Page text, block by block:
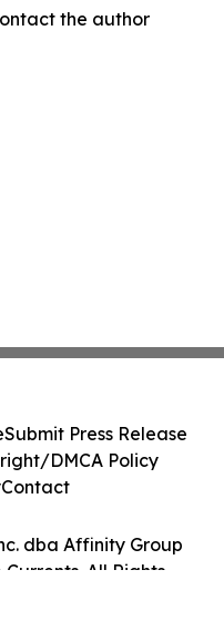
the author
dba Affinity Group
All Rights
Submit Press Release
DMCA Policy
Contact